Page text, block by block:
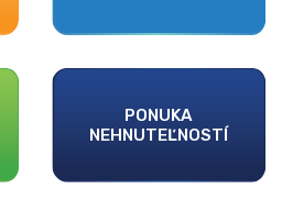
PONUKA
NEHNUTEĽNOSTÍ